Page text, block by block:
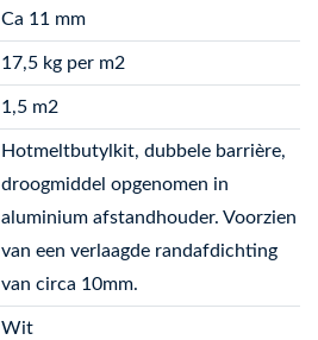
Ca 11 mm
17,5 kg per m2
1,5 m2
Hotmeltbutylkit, dubbele barrière,
droogmiddel opgenomen in
aluminium afstandhouder. Voorzien
van een verlaagde randafdichting
van circa 10mm.
Wit